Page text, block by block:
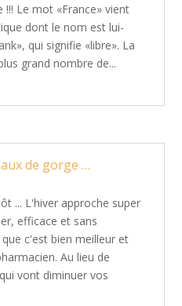
Le mot «France» vient
dont le nom est lui-
qui signifie «libre». La
grand nombre de...
de gorge …
... L'hiver approche super
efficace et sans
c'est bien meilleur et
Au lieu de
vont diminuer vos